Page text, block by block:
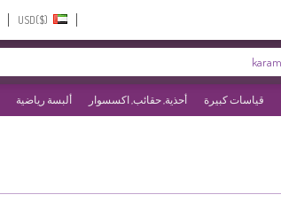
قياسات كبيرة أحذية, حقائب, اكسسوار ألبسة رياضية